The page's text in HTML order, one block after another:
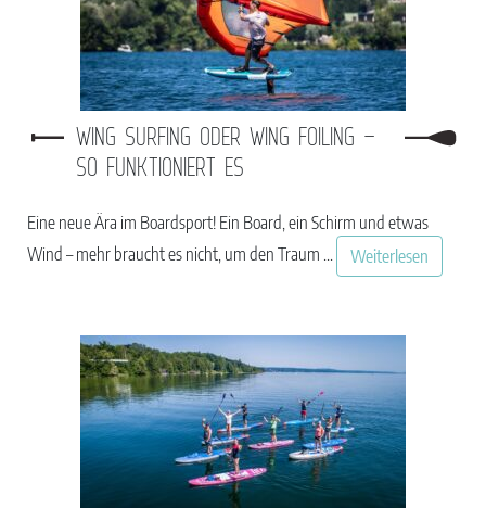
WING SURFING ODER WING FOILING –
SO FUNKTIONIERT ES
Eine neue Ära im Boardsport! Ein Board, ein Schirm und etwas
Wind – mehr braucht es nicht, um den Traum ...
Weiterlesen